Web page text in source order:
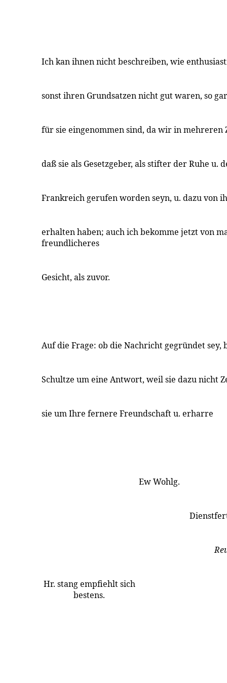
Ich kan ihnen nicht beschreiben, wie
sonst ihren Grundsatzen nicht gut waren, so
für sie eingenommen sind, da wir in mehreren
daß sie als Gesetzgeber, als stifter der Ruhe u.
Frankreich gerufen worden seyn, u. dazu von
erhalten haben; auch ich bekomme jetzt von
freundlicheres
Gesicht, als zuvor.
Auf die Frage: ob die Nachricht gegründet sey,
Schultze um eine Antwort, weil sie dazu nicht
sie um Ihre fernere Freundschaft u. erharre
Ew Wohlg.
Hr. stang empfiehlt sich
bestens.